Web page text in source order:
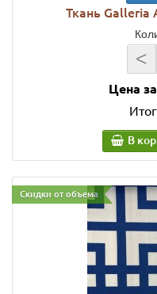
Ткань Galleria
<
Цена
В
Скидки от объема